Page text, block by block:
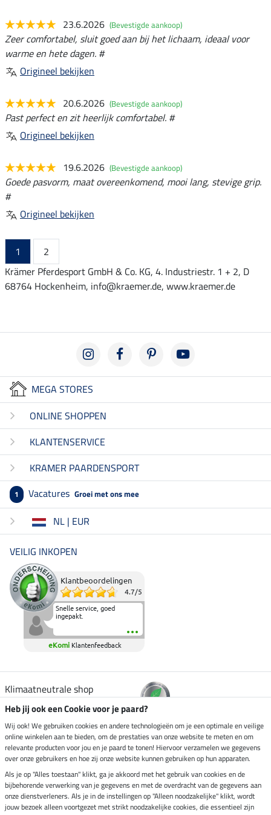
23.6.2026 (Bevestigde aankoop)
Zeer comfortabel, sluit goed aan bij het lichaam, ideaal voor
warme en hete dagen. #
Origineel bekijken
20.6.2026 (Bevestigde aankoop)
Past perfect en zit heerlijk comfortabel. #
Origineel bekijken
19.6.2026 (Bevestigde aankoop)
Goede pasvorm, maat overeenkomend, mooi lang, stevige grip.
#
Origineel bekijken
1
2
Krämer Pferdesport GmbH & Co. KG, 4. Industriestr. 1 + 2, D
68764 Hockenheim, info@kraemer.de, www.kraemer.de
MEGA STORES
ONLINE SHOPPEN
KLANTENSERVICE
KRAMER PAARDENSPORT
1 Vacatures Groei met ons mee
NL | EUR
VEILIG INKOPEN
Klantbeoordelingen
4.7/5
Snelle service, goed
ingepakt.
eKomi Klantenfeedback
Klimaatneutrale shop
Verzending per
Veilig betalen met
Heb jij ook een Cookie voor je paard?
Wij ook! We gebruiken cookies en andere technologieën om je een optimale en veilige
online winkelen aan te bieden, om de prestaties van onze website te meten en om
relevante producten voor jou en je paard te tonen! Hiervoor verzamelen we gegevens
over onze gebruikers en hoe zij onze website kunnen gebruiken op hun apparaten.
Als je op "Alles toestaan" klikt, ga je akkoord met het gebruik van cookies en de
bijbehorende verwerking van je gegevens en met de overdracht van de gegevens aan
onze dienstverleners. Als je in de instellingen op "Alleen noodzakelijke" klikt, wordt
jouw bezoek alleen voortgezet met strikt noodzakelijke cookies, die essentieel zijn